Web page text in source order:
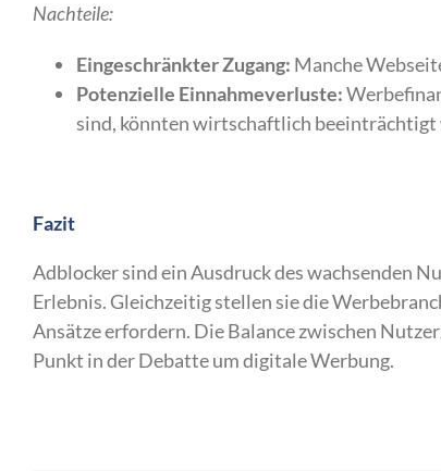
Nachteile:
Eingeschränkter Zugang: Manche
Potenzielle Einnahmeverluste:
sind, könnten wirtschaftlich beeinträchtigt
Fazit
Adblocker sind ein Ausdruck des wachsenden
Erlebnis. Gleichzeitig stellen sie die
Ansätze erfordern. Die Balance zwischen
Punkt in der Debatte um digitale Werbung.